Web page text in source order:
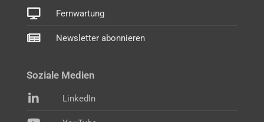
Fernwartung
Newsletter abonnieren
Soziale Medien
LinkedIn